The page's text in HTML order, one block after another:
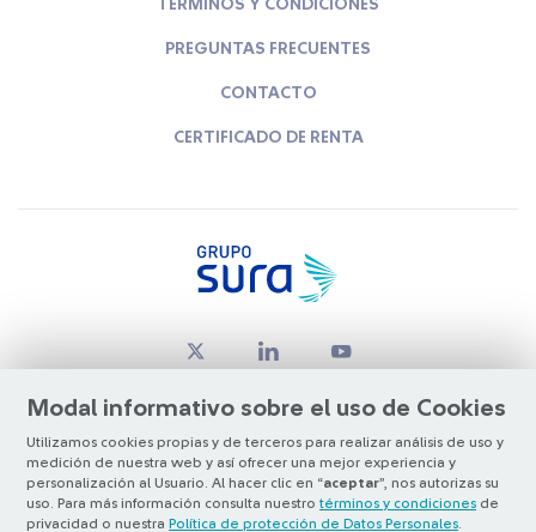
Modal informativo sobre el uso de Cookies
Utilizamos cookies propias y de terceros para realizar análisis de uso y
medición de nuestra web y así ofrecer una mejor experiencia y
personalización al Usuario. Al hacer clic en “aceptar”, nos autorizas su
uso. Para más información consulta nuestro términos y condiciones de
privacidad o nuestra Política de protección de Datos Personales
TÉRMINOS Y CONDICIONES
PREGUNTAS FRECUENTES
CONTACTO
CERTIFICADO DE RENTA
© Copyright Grupo SURA 2026